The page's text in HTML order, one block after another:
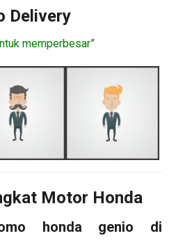
Delivery
memperbesar”
Motor Honda
honda genio di